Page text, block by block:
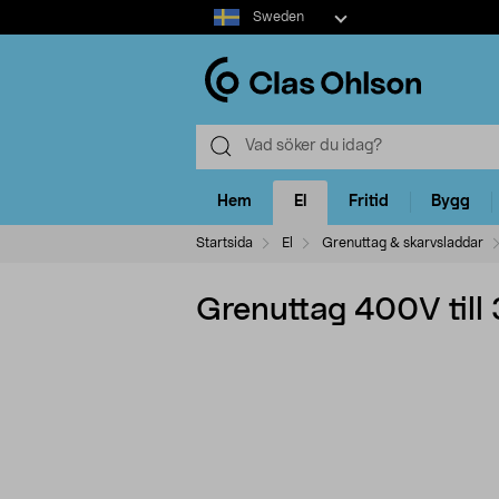
Select
market
Sweden
Hem El Fritid Bygg
Startsida El Grenuttag & skarvsladdar
Grenuttag 400V till